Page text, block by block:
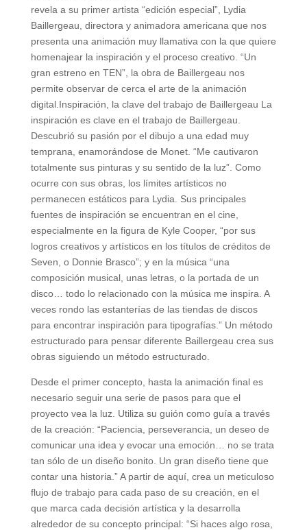
revela a su primer artista “edición especial”, Lydia
Baillergeau, directora y animadora americana que nos
presenta una animación muy llamativa con la que quiere
homenajear la inspiración y el proceso creativo. “Un
gran estreno en TEN”, la obra de Baillergeau nos
permite observar de cerca el arte de la animación
digital.Inspiración, la clave del trabajo de Baillergeau La
inspiración es clave en el trabajo de Baillergeau.
Descubrió su pasión por el dibujo a una edad muy
temprana, enamorándose de Monet. “Me cautivaron
totalmente sus pinturas y su sentido de la luz”. Como
ocurre con sus obras, los límites artísticos no
permanecen estáticos para Lydia. Sus principales
fuentes de inspiración se encuentran en el cine,
especialmente en la figura de Kyle Cooper, “por sus
logros creativos y artísticos en los títulos de créditos de
Seven, o Donnie Brasco”; y en la música “una
composición musical, unas letras, o la portada de un
disco… todo lo relacionado con la música me inspira. A
veces rondo las estanterías de las tiendas de discos
para encontrar inspiración para tipografías.” Un método
estructurado para pensar diferente Baillergeau crea sus
obras siguiendo un método estructurado.
Desde el primer concepto, hasta la animación final es
necesario seguir una serie de pasos para que el
proyecto vea la luz. Utiliza su guión como guía a través
de la creación: “Paciencia, perseverancia, un deseo de
comunicar una idea y evocar una emoción… no se trata
tan sólo de un diseño bonito. Un gran diseño tiene que
contar una historia.” A partir de aquí, crea un meticuloso
flujo de trabajo para cada paso de su creación, en el
que marca cada decisión artística y la desarrolla
alrededor de su concepto principal: “Si haces algo rosa,